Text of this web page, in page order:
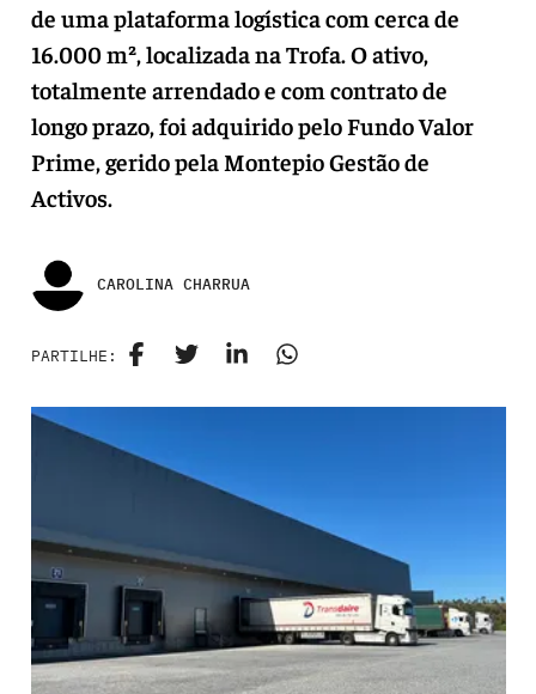
de uma plataforma logística com cerca de
16.000 m², localizada na Trofa. O ativo,
totalmente arrendado e com contrato de
longo prazo, foi adquirido pelo Fundo Valor
Prime, gerido pela Montepio Gestão de
Activos.
CAROLINA CHARRUA
PARTILHE: